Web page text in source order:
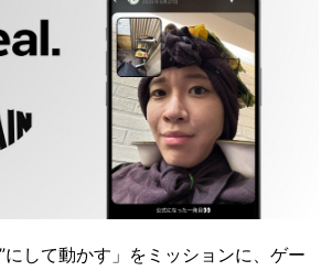
にして動かす」をミッションに、ゲー